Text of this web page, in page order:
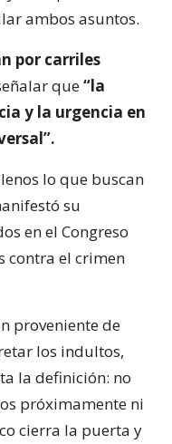
ambos asuntos.
por carriles
que“la
y la urgencia en
lo que buscan
su
en el Congreso
contra el crimen
proveniente de
los indultos,
la definición: no
próximamente ni
cierra la puerta y